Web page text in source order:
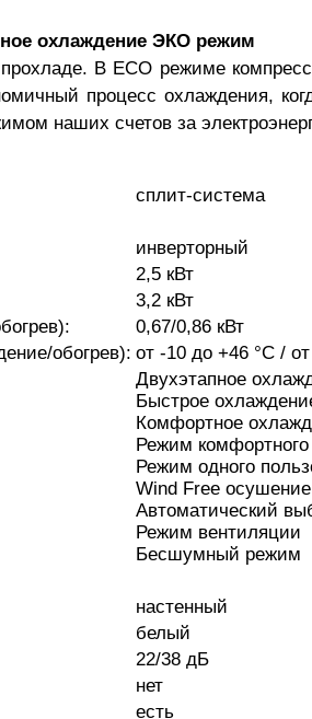
охлаждение ЭКО режим
В ECO режиме
процесс охлаждения,
наших счетов за
сплит-система
инверторный
2,5 кВт
3,2 кВт
0,67/0,86 кВт
обогрев): от -10 до +46 °C /
Двухэтапное
Быстрое
Комфортное
Режим комфортного
Режим одного
Wind Free осушение
Автоматический
Режим вентиляции
Бесшумный режим
настенный
белый
22/38 дБ
нет
есть